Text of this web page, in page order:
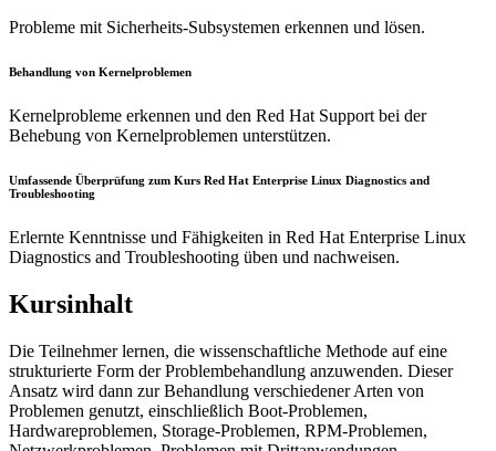
Probleme mit Sicherheits-Subsystemen erkennen und lösen.
Behandlung von Kernelproblemen
Kernelprobleme erkennen und den Red Hat Support bei der
Behebung von Kernelproblemen unterstützen.
Umfassende Überprüfung zum Kurs Red Hat Enterprise Linux Diagnostics and
Troubleshooting
Erlernte Kenntnisse und Fähigkeiten in Red Hat Enterprise Linux
Diagnostics and Troubleshooting üben und nachweisen.
Kursinhalt
Die Teilnehmer lernen, die wissenschaftliche Methode auf eine
strukturierte Form der Problembehandlung anzuwenden. Dieser
Ansatz wird dann zur Behandlung verschiedener Arten von
Problemen genutzt, einschließlich Boot-Problemen,
Hardwareproblemen, Storage-Problemen, RPM-Problemen,